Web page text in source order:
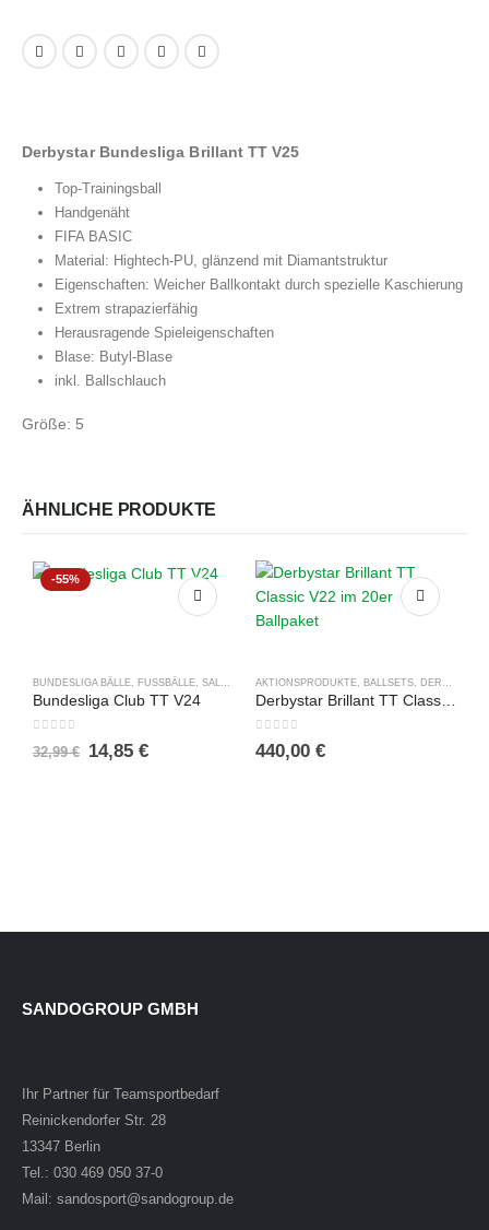
Derbystar Bundesliga Brillant TT V25
Top-Trainingsball
Handgenäht
FIFA BASIC
Material: Hightech-PU, glänzend mit Diamantstruktur
Eigenschaften: Weicher Ballkontakt durch spezielle Kaschierung
Extrem strapazierfähig
Herausragende Spieleigenschaften
Blase: Butyl-Blase
inkl. Ballschlauch
Größe: 5
ÄHNLICHE PRODUKTE
-55%
BUNDESLIGA BÄLLE FUSSBÄLLE SALES % TRAININGSBÄLLE
Bundesliga Club TT V24
out of 5
32,99€ Ursprünglicher
Preis
14,85 €Aktueller
AKTIONSPRODUKTE BALLSETS DERBYSTAR
0out of 5
440,00 €
SANDOGROUP GMBH
Ihr Partner für Teamsportbedarf
Reinickendorfer Str. 28
13347 Berlin
Tel.: 030 469 050 37-0
Mail: sandosport@sandogroup.de